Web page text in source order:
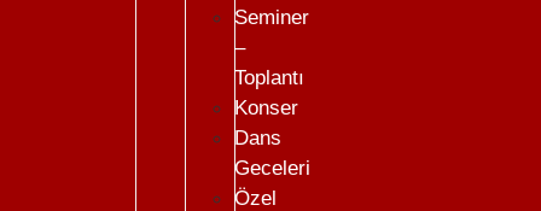
Seminer
–
Toplantı
Konser
Dans
Geceleri
Özel